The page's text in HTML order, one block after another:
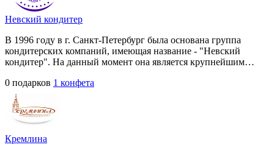
Невский кондитер
В 1996 году в г. Санкт-Петербург была основана группа
кондитерских компаний, имеющая название - "Невский
кондитер". На данный момент она является крупнейшим…
0 подарков 1 конфета
Кремлина